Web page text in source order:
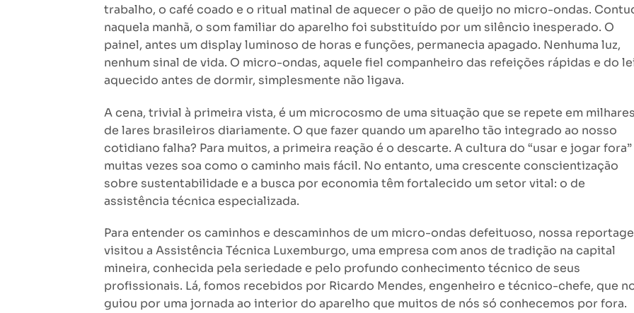
trabalho, o café coado e o ritual matinal de aquecer o pão de queijo no micro-ondas.
naquela manhã, o som familiar do aparelho foi substituído por um silêncio inesperado. O
painel, antes um display luminoso de horas e funções, permanecia apagado. Nenhuma luz,
nenhum sinal de vida. O micro-ondas, aquele fiel companheiro das refeições rápidas e do
aquecido antes de dormir, simplesmente não ligava.
A cena, trivial à primeira vista, é um microcosmo de uma situação que se repete em milhares
de lares brasileiros diariamente. O que fazer quando um aparelho tão integrado ao nosso
cotidiano falha? Para muitos, a primeira reação é o descarte. A cultura do “usar e jogar fora”
muitas vezes soa como o caminho mais fácil. No entanto, uma crescente conscientização
sobre sustentabilidade e a busca por economia têm fortalecido um setor vital: o de
assistência técnica especializada.
Para entender os caminhos e descaminhos de um micro-ondas defeituoso, nossa
visitou a Assistência Técnica Luxemburgo, uma empresa com anos de tradição na capital
mineira, conhecida pela seriedade e pelo profundo conhecimento técnico de seus
profissionais. Lá, fomos recebidos por Ricardo Mendes, engenheiro e técnico-chefe, que
guiou por uma jornada ao interior do aparelho que muitos de nós só conhecemos por fora.